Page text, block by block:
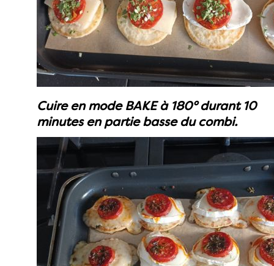
Cuire en mode BAKE à 180° durant 10
minutes en partie basse du combi.